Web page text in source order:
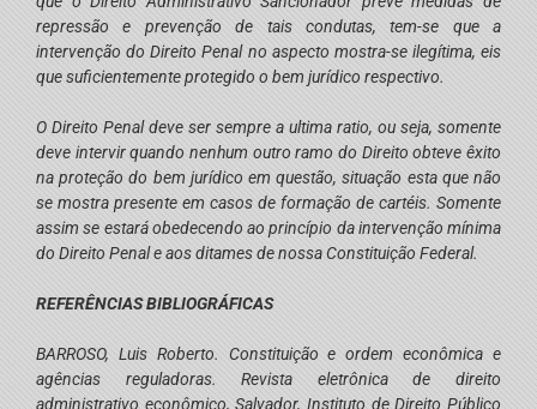
repressão e prevenção de tais condutas, tem-se que a
intervenção do Direito Penal no aspecto mostra-se ilegítima, eis
que suficientemente protegido o bem jurídico respectivo.
O Direito Penal deve ser sempre a ultima ratio, ou seja, somente
deve intervir quando nenhum outro ramo do Direito obteve êxito
na proteção do bem jurídico em questão, situação esta que não
se mostra presente em casos de formação de cartéis. Somente
assim se estará obedecendo ao princípio da intervenção mínima
do Direito Penal e aos ditames de nossa Constituição Federal.
REFERÊNCIAS BIBLIOGRÁFICAS
BARROSO, Luis Roberto. Constituição e ordem econômica e
agências reguladoras.Revista eletrônica de direito
administrativo econômico, Salvador, Instituto de Direito Público